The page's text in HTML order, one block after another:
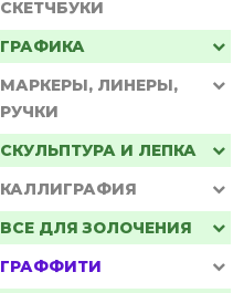
СКЕТЧБУКИ
ГРАФИКА
МАРКЕРЫ, ЛИНЕРЫ,
РУЧКИ
СКУЛЬПТУРА И ЛЕПКА
КАЛЛИГРАФИЯ
ВСЕ ДЛЯ ЗОЛОЧЕНИЯ
ГРАФФИТИ